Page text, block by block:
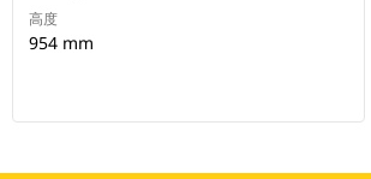
高度
954 mm